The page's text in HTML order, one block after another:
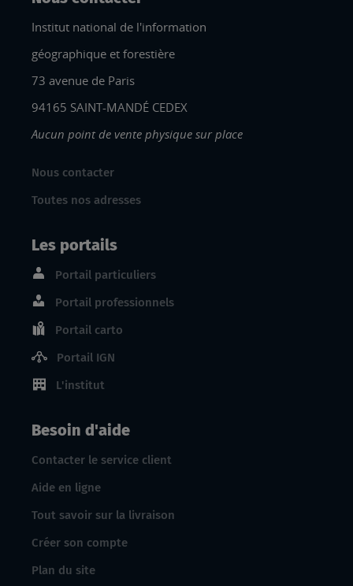
Institut national de l'information
géographique et forestière
73 avenue de Paris
94165 SAINT-MANDÉ CEDEX
Aucun point de vente physique sur place
Nous contacter
Toutes nos adresses
Les portails
Portail particuliers
Portail professionnels
Portail carto
Portail IGN
L'institut
Besoin d'aide
Contacter le service client
Aide en ligne
Tout savoir sur la livraison
Créer son compte
Plan du site